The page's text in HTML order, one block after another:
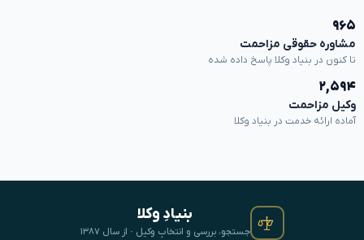
۹۶۵
مشاوره حقوقی مزاحمت
تا کنون در بنیاد وکلا پاسخ داده شده
۲,۵۹۴
وکیل مزاحمت
آماده ارائه خدمت در بنیاد وکلا
بنیادِ وکلا
جستجو، بررسی و انتخابِ وکیل · از سال ۱۳۸۷